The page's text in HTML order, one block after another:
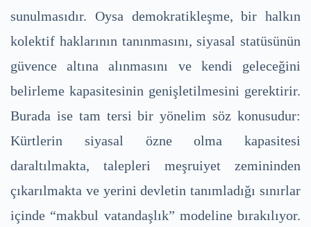
sunulmasıdır. Oysa demokratikleşme, bir halkın
kolektif haklarının tanınmasını, siyasal statüsünün
güvence altına alınmasını ve kendi geleceğini
belirleme kapasitesinin genişletilmesini gerektirir.
Burada ise tam tersi bir yönelim söz konusudur:
Kürtlerin siyasal özne olma kapasitesi
daraltılmakta, talepleri meşruiyet zemininden
çıkarılmakta ve yerini devletin tanımladığı sınırlar
içinde “makbul vatandaşlık” modeline bırakılıyor.